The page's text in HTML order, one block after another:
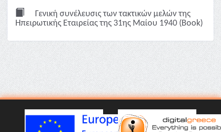
Γενική συνέλευσις των τακτικών μελών της
Ηπειρωτικής Εταιρείας της 31ης Μαίου 1940 (Book)